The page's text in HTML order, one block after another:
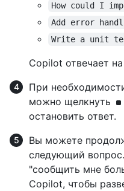
How could I
Add error
Write a unit
Copilot отвечает
При
можно щелкнуть
остановить ответ.
Вы можете
следующий
"сообщить мне
Copilot, чтобы